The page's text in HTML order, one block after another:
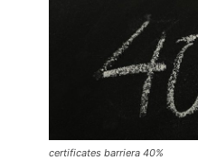
certificates barriera 40%